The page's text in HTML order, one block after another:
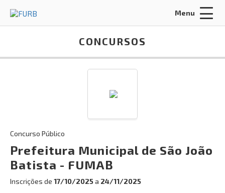
ENTRAR
Esqueci a minha senha
INÍCIO
Menu
CONCURSOS
Concurso Público
Prefeitura Municipal de São João
Batista - FUMAB
Inscrições de 17/10/2025a 24/11/2025